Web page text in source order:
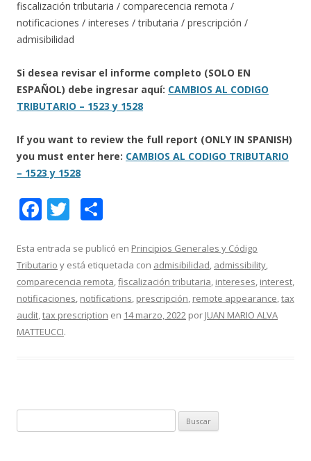
fiscalización tributaria / comparecencia remota /
notificaciones / intereses / tributaria / prescripción /
admisibilidad
Si desea revisar el informe completo (SOLO EN
ESPAÑOL) debe ingresar aquí: CAMBIOS AL CODIGO
TRIBUTARIO – 1523 y 1528
If you want to review the full report (ONLY IN SPANISH)
you must enter here: CAMBIOS AL CODIGO TRIBUTARIO
– 1523 y 1528
F
e
b
o
o
k
T
itt
er
m
p
ar
ti
Esta entrada se publicó en Principios Generales y Código
Tributario y está etiquetada con admisibilidad, admissibility,
comparecencia remota,fiscalización tributaria, intereses, interest,
notificaciones, notifications, prescripción, remote appearance,tax
audit,tax prescription en 14 marzo, 2022 por JUAN MARIO ALVA
MATTEUCCI.
u